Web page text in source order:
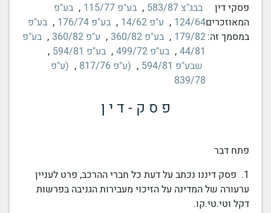
פסקי דין
המאוזכרים
במסמך זה:
בבג"צ 583/87 , בע"פ 115/77 , בע"פ
124/64
, ע"פ 14/62 , בע"פ 176/74 , בע"פ
179/82
, בע"פ 360/82 , ע"פ 360/82 , בע"פ
44/81
, בע"פ 499/72 , בע"פ 594/81
,
שבע"פ 594/81
, (ע"פ 817/76 , (ע"פ
839/78
פ ס ק - ד י ן
פתח דבר
1. פסק דיננו נכתב על דעת כל חברי ההרכב, פרט לעניין
ערעורה של המדינה על הזיכוי מעבירות הגניבה בפרשות
דקל וטי.טי.קו.